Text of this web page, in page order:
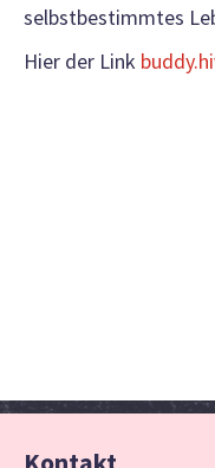
selbstbestimmtes
Hier der Link